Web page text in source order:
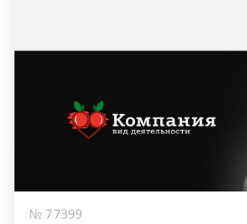
№ 77399